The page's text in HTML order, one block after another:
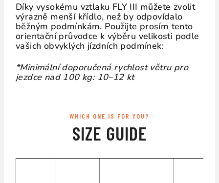
Díky vysokému vztlaku FLY III můžete zvolit
výrazně menší křídlo, než by odpovídalo
běžným podmínkám. Použijte prosím tento
orientační průvodce k výběru velikosti podle
vašich obvyklých jízdních podmínek:
*Minimální doporučená rychlost větru pro
jezdce nad 100 kg: 10–12 kt
WHICH ONE IS FOR YOU?
SIZE GUIDE